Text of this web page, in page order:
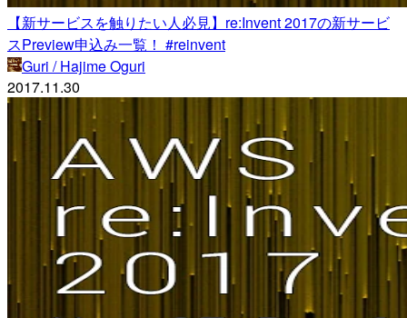
【新サービスを触りたい人必見】re:Invent 2017の新サービ
スPreview申込み一覧！ #reinvent
Guri / Hajime Oguri
2017.11.30